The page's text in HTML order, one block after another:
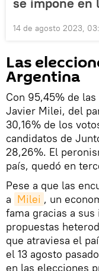
14 de agosto 2023,
Las
Argentina
Con 95,45% de
Javier Milei, del
30,16% de los
candidatos de
28,26%. El
país, quedó en
Pese a que las
a Milei , un
fama gracias a
propuestas
que atraviesa el
el 13 agosto
en las elecciones